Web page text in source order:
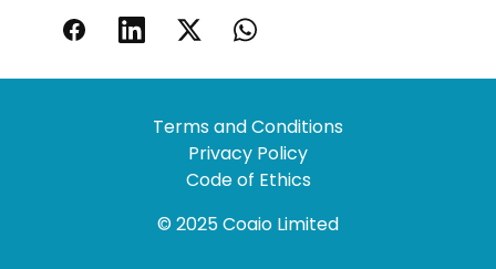
Terms and Conditions
Privacy Policy
Code of Ethics
© 2025 Coaio Limited